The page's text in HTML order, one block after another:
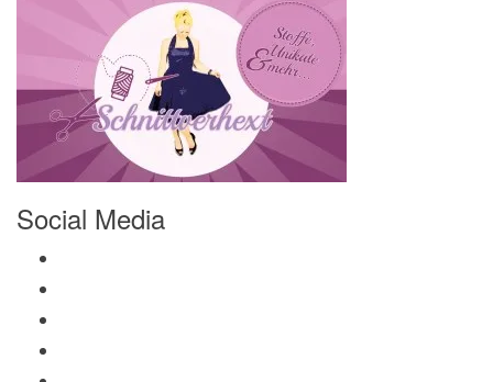
Social Media